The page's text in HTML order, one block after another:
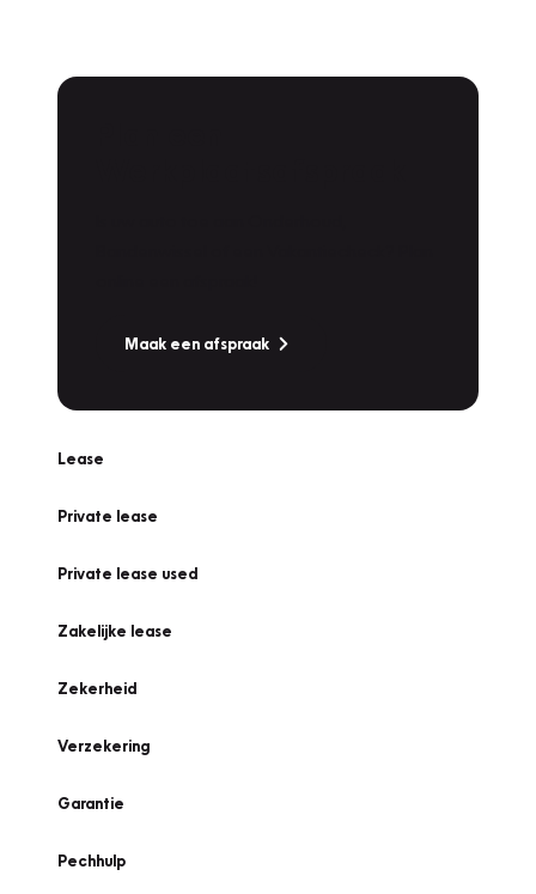
Maak een afspraak
Lease
Private lease
Private lease used
Zakelijke lease
Zekerheid
Verzekering
Garantie
Pechhulp